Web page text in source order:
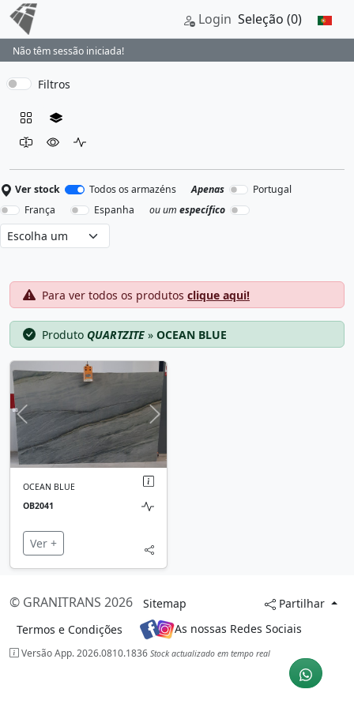
Login Seleção (0)
Não têm sessão iniciada!
Filtros
Ver stock Todos os armazéns Apenas
Portugal
França
Espanha ou umespecífico
Para ver todos os produtos clique aqui!
Produto QUARTZITE » OCEAN BLUE
Ant. Seg.
OCEAN BLUE
OB2041
Ver +
Partilhar
© GRANITRANS 2026
Sitemap
Termos e Condições
As nossas Redes Sociais
Versão App. 2026.0810.1836 Stock actualizado em tempo real